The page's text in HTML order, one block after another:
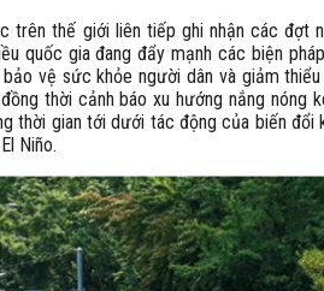
trên thế giới liên tiếp ghi nhận các đợt
quốc gia đang đẩy mạnh các biện
vệ sức khỏe người dân và giảm
thời cảnh báo xu hướng nắng nóng
thời gian tới dưới tác động của biến đổi
Niño.